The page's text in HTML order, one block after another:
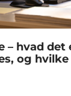
– hvad det
og